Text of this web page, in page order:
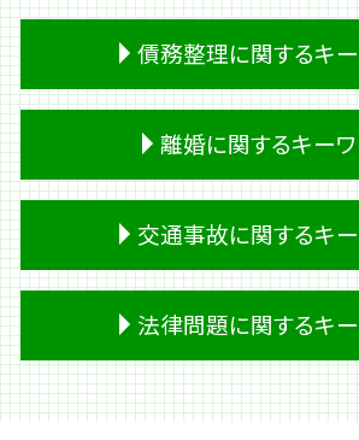
遺留分 計算
熟慮期間 伸長
生前贈与
遺留分 割合
相続 必要書類
相続放棄 期間
遺産 税金
遺言書 無効
相続 土地
相続 財産
債務整理に関するキ
借金 踏み倒し
個人再生 車
キャッシング ブラック
借金 調査
過払い金請求 デメリット
破産 管財人
民事再生 管財人
借金 利子
離婚に関するキー
経済的 DV
家庭裁判所 離婚
離婚 原因
離婚 住宅ローン 財産分与
離婚 公正証書
離婚 戸籍
交通事故に関するキ
人身事故 行政処分
示談金 相場
事故 賠償金
交通事故 過失割合
法律問題に関するキ
労働問題 法律
江東区 法律問題